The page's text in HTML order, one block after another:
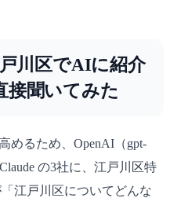
川区でAIに紹介
接聞いてみた
めるため、OpenAI（gpt-
の3社に、江戸川区特
江戸川区についてどんな